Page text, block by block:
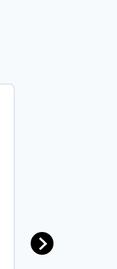
HYBRID 145 E-